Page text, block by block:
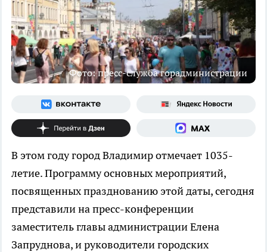
Фото: пресс-служба горадминистрации
В этом году город Владимир отмечает 1035-
летие. Программу основных мероприятий,
посвященных празднованию этой даты, сегодня
представили на пресс-конференции
заместитель главы администрации Елена
Запруднова, и руководители городских